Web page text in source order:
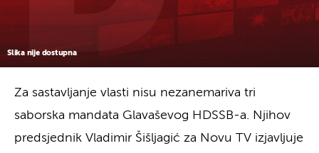
Slika nije dostupna
Za sastavljanje vlasti nisu nezanemariva tri
saborska mandata Glavaševog HDSSB-a. Njihov
predsjednik Vladimir Šišljagić za Novu TV izjavljuje